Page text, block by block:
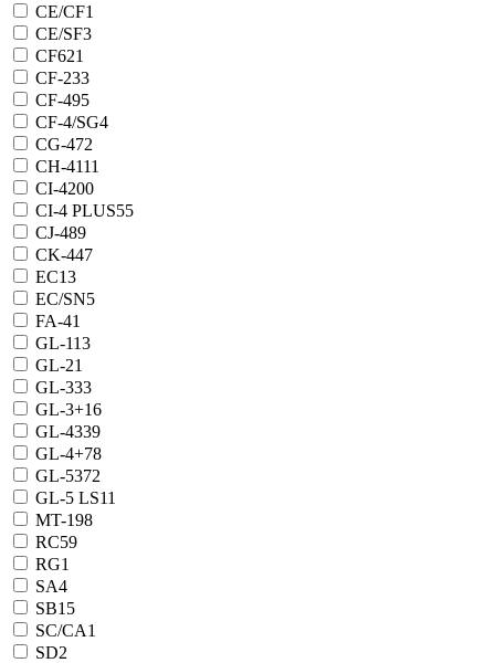
CE/CF1
CE/SF3
CF621
CF-233
CF-495
CF-4/SG4
CG-472
CH-4111
CI-4200
CI-4 PLUS55
CJ-489
CK-447
EC13
EC/SN5
FA-41
GL-113
GL-21
GL-333
GL-3+16
GL-4339
GL-4+78
GL-5372
GL-5 LS11
MT-198
RC59
RG1
SA4
SB15
SC/CA1
SD2